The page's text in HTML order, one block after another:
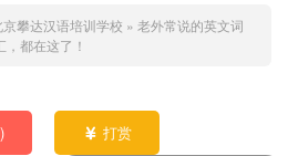
京攀达汉语培训学校 » 老外常说的英文词
，都在这了！
)  打赏